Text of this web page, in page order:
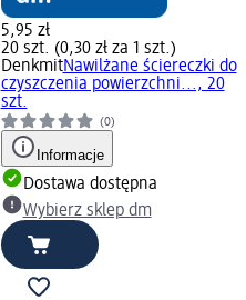
5,95 zł
20 szt. (0,30 zł za 1 szt.)
DenkmitNawilżane ściereczki do
czyszczenia powierzchni..., 20
szt.
(0)
Informacje
Dostawa dostępna
Wybierz sklep dm